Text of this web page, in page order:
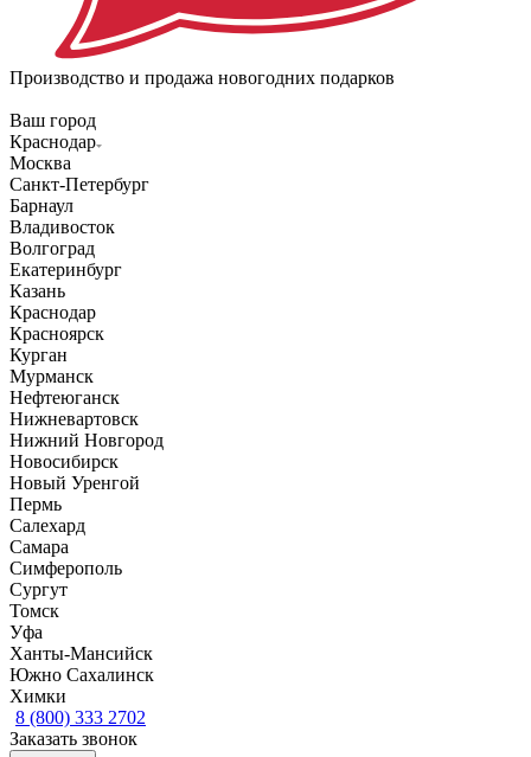
Производство и продажа новогодних подарков
Ваш город
Краснодар
Москва
Санкт-Петербург
Барнаул
Владивосток
Волгоград
Екатеринбург
Казань
Краснодар
Красноярск
Курган
Мурманск
Нефтеюганск
Нижневартовск
Нижний Новгород
Новосибирск
Новый Уренгой
Пермь
Салехард
Самара
Симферополь
Сургут
Томск
Уфа
Ханты-Мансийск
Южно Сахалинск
Химки
8 (800) 333 2702
Заказать звонок